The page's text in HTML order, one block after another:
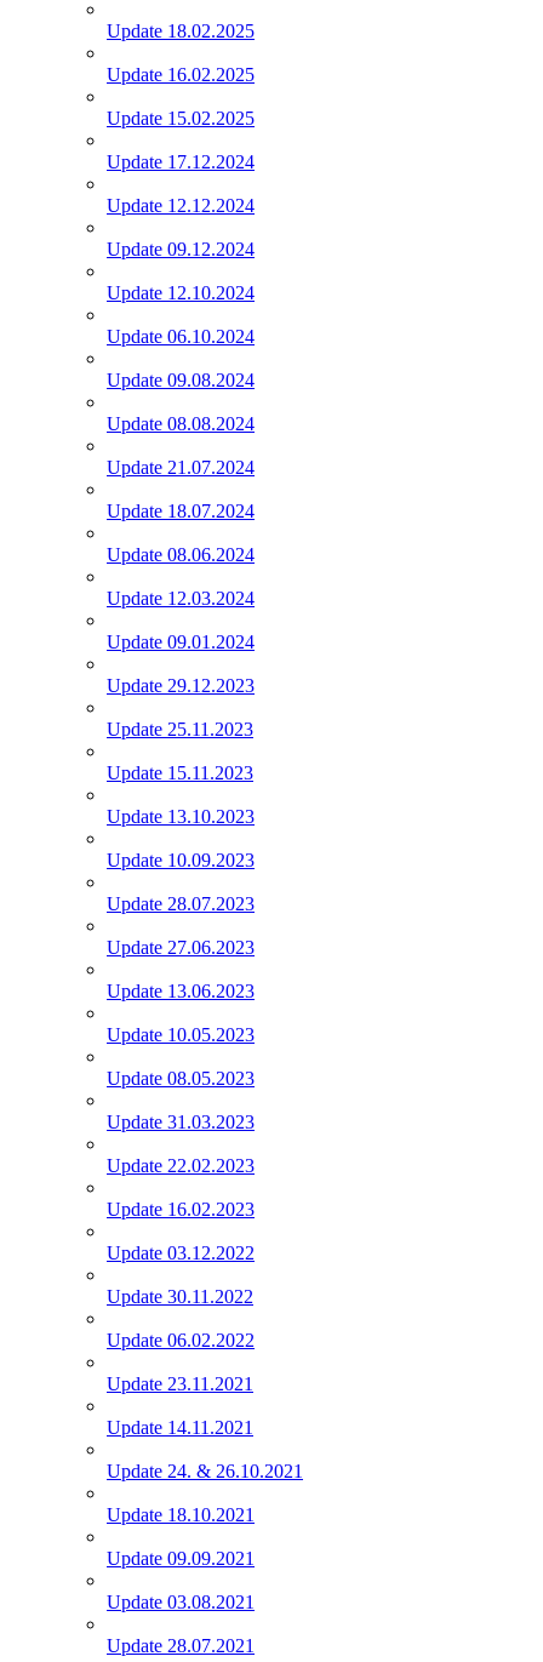
Update 18.02.2025
Update 16.02.2025
Update 15.02.2025
Update 17.12.2024
Update 12.12.2024
Update 09.12.2024
Update 12.10.2024
Update 06.10.2024
Update 09.08.2024
Update 08.08.2024
Update 21.07.2024
Update 18.07.2024
Update 08.06.2024
Update 12.03.2024
Update 09.01.2024
Update 29.12.2023
Update 25.11.2023
Update 15.11.2023
Update 13.10.2023
Update 10.09.2023
Update 28.07.2023
Update 27.06.2023
Update 13.06.2023
Update 10.05.2023
Update 08.05.2023
Update 31.03.2023
Update 22.02.2023
Update 16.02.2023
Update 03.12.2022
Update 30.11.2022
Update 06.02.2022
Update 23.11.2021
Update 14.11.2021
Update 24. & 26.10.2021
Update 18.10.2021
Update 09.09.2021
Update 03.08.2021
Update 28.07.2021